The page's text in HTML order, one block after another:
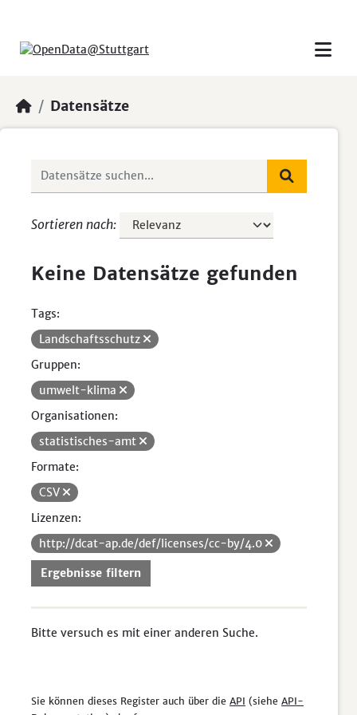
Datensätze
Sortieren nach
Keine Datensätze gefunden
Tags:
Landschaftsschutz
Gruppen:
umwelt-klima
Organisationen:
statistisches-amt
Formate:
CSV
Lizenzen:
http://dcat-ap.de/def/licenses/cc-by/4.0
Ergebnisse filtern
Bitte versuch es mit einer anderen Suche.
Sie können dieses Register auch über die API (siehe API-